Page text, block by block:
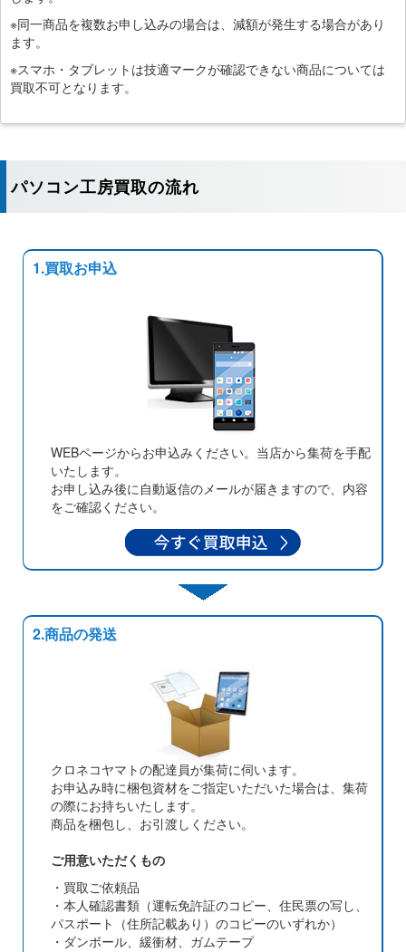
※同一商品を複数お申し込みの場合は、減額が発生する場合があり
ます。
※スマホ・タブレットは技適マークが確認できない商品については
買取不可となります。
パソコン工房買取の流れ
1.買取お申込
WEBページからお申込みください。当店から集荷を手配
いたします。
お申し込み後に自動返信のメールが届きますので、内容
をご確認ください。
2.商品の発送
クロネコヤマトの配達員が集荷に伺います。
お申込み時に梱包資材をご指定いただいた場合は、集荷
の際にお持ちいたします。
商品を梱包し、お引渡しください。
ご用意いただくもの
・買取ご依頼品
・本人確認書類（運転免許証のコピー、住民票の写し、
パスポート（住所記載あり）のコピーのいずれか）
・ダンボール、緩衝材、ガムテープ